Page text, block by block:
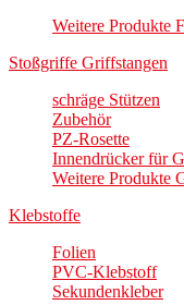
Weitere Produkte
Stoßgriffe Griffstangen
schräge Stützen
Zubehör
PZ-Rosette
Innendrücker für
Weitere Produkte
Klebstoffe
Folien
PVC-Klebstoff
Sekundenkleber